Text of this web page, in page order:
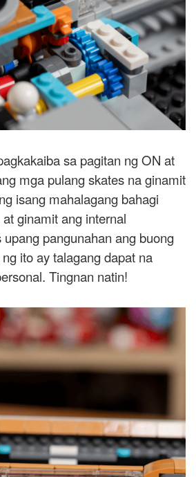
sa pagitan ng ON at
mga pulang skates na ginamit
isang mahalagang bahagi
ginamit ang internal
pangunahan ang buong
ito ay talagang dapat na
Tingnan natin!